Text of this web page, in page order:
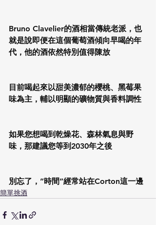
Bruno Clavelier的酒相當傳統老派，也
就是說即便在這個葡萄酒傾向早喝的年
代，他的酒依然特別值得陳放
目前喝起來以甜美濃郁的櫻桃、黑莓果
味為主，輔以明顯的礦物質與香料調性
如果您想喝到乾燥花、森林氣息與野
味，那建議您等到2030年之後
別忘了，”時間”經常站在Corton這一邊
簡單挑酒